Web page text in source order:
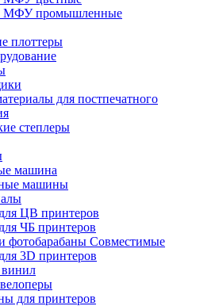
МФУ промышленные
плоттеры
для постпечатного
степлеры
машина
машины
ЦВ принтеров
ЧБ принтеров
фотобарабаны Совместимые
3D принтеров
для принтеров